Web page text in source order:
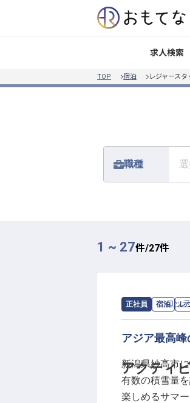
求人検索
TOP 宿泊 レジャース
職種
1 ~ 27件/27件
正社員 宿泊 レ
アクティ
求人情報：ロッ
アジア最高峰
新潟県妙高市
有数の積雪量
楽しめるサマ